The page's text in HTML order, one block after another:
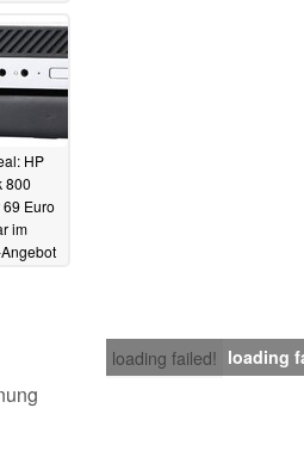
HP
800
Euro
im
loading failed! loading